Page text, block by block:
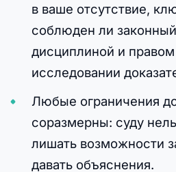
в ваше отсутствие,
соблюден ли
дисциплиной и правом
исследовании
Любые ограничения
соразмерны: суду
лишать возможности
давать объяснения.